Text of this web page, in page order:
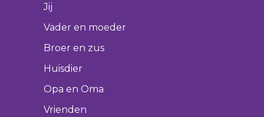
Jij
Vader en moeder
Broer en zus
Huisdier
Opa en Oma
Vrienden